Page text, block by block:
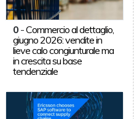
0 -Commercio al dettaglio,
giugno 2026: vendite in
lieve calo congiunturale ma
in crescita su base
tendenziale